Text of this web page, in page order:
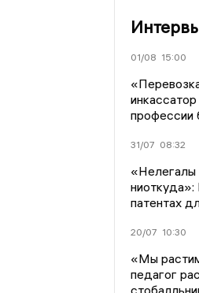
01/08 15:00
профессии
31/07 08:32
«Нелегалы
патентах
20/07 10:30
«Мы
педагог